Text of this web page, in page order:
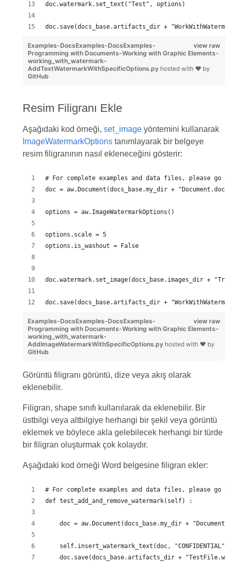
doc.watermark.set_text("Test", options)
doc.save(docs_base.artifacts_dir +
view raw
Examples-DocsExamples-DocsExamples-
Programming with Documents-Working with Graphic Elements-
working_with_watermark-
AddTextWatermarkWithSpecificOptions.py hosted with ❤ by
GitHub
Resim Filigranı Ekle
Aşağıdaki kod örneği, set_imageyöntemini kullanarak
ImageWatermarkOptionstanımlayarak bir belgeye
resim filigranının nasıl ekleneceğini gösterir:
# For complete examples and data files, please go
doc = aw.Document(docs_base.my_dir +
options = aw.ImageWatermarkOptions()
options.scale = 5
options.is_washout = False
doc.watermark.set_image(docs_base.images_dir +
doc.save(docs_base.artifacts_dir +
view raw
Examples-DocsExamples-DocsExamples-
Programming with Documents-Working with Graphic Elements-
working_with_watermark-
AddImageWatermarkWithSpecificOptions.py hosted with ❤ by
GitHub
Görüntü filigranı görüntü, dize veya akış olarak
eklenebilir.
Filigran, shape sınıfı kullanılarak da eklenebilir. Bir
üstbilgi veya altbilgiye herhangi bir şekil veya görüntü
eklemek ve böylece akla gelebilecek herhangi bir türde
bir filigran oluşturmak çok kolaydır.
Aşağıdaki kod örneği Word belgesine filigran ekler:
# For complete examples and data files, please go
def test_add_and_remove_watermark(self) :
doc = aw.Document(docs_base.my_dir +
    self.insert_watermark_text(doc, "CONFIDENTIAL")
doc.save(docs_base.artifacts_dir +